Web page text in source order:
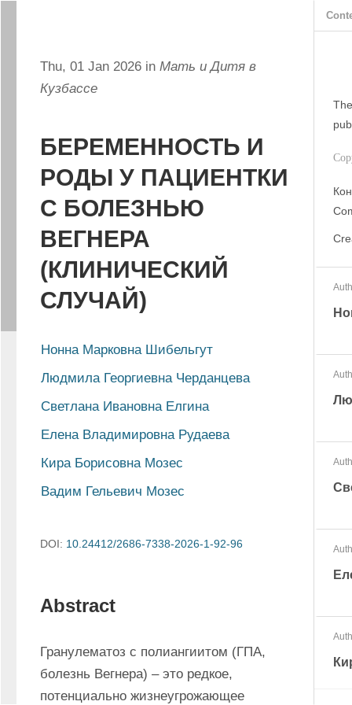
Thu, 01 Jan 2026 in Мать и Дитя в
Кузбассе
БЕРЕМЕННОСТЬ И
РОДЫ У ПАЦИЕНТКИ
С БОЛЕЗНЬЮ
ВЕГНЕРА
(КЛИНИЧЕСКИЙ
СЛУЧАЙ)
Нонна Марковна Шибельгут
Людмила Георгиевна Черданцева
Светлана Ивановна Елгина
Елена Владимировна Рудаева
Кира Борисовна Мозес
Вадим Гельевич Мозес
DOI: 10.24412/2686-7338-2026-1-92-96
Abstract
Гранулематоз с полиангиитом (ГПА,
болезнь Вегнера) – это редкое,
потенциально жизнеугрожающее